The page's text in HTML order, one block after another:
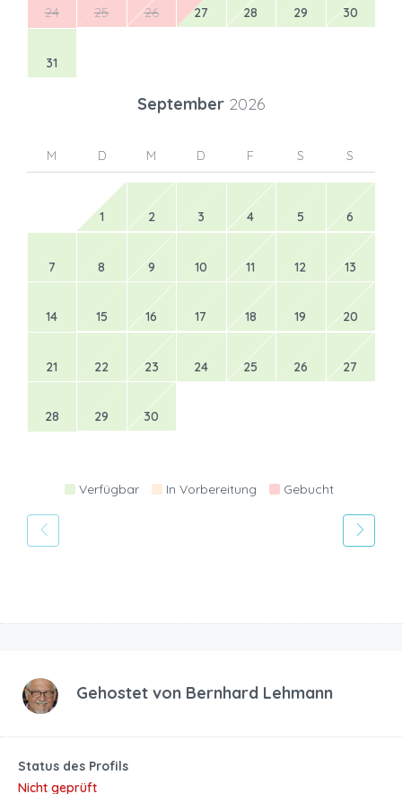
24 25 26 27 28 29 30
31
September 2026
M D M D F S S
1 2 3 4 5 6
7 8 9 10 11 12 13
14 15 16 17 18 19 20
21 22 23 24 25 26 27
28 29 30
Verfügbar In Vorbereitung Gebucht
Gehostet von Bernhard Lehmann
Status des Profils
Nicht geprüft